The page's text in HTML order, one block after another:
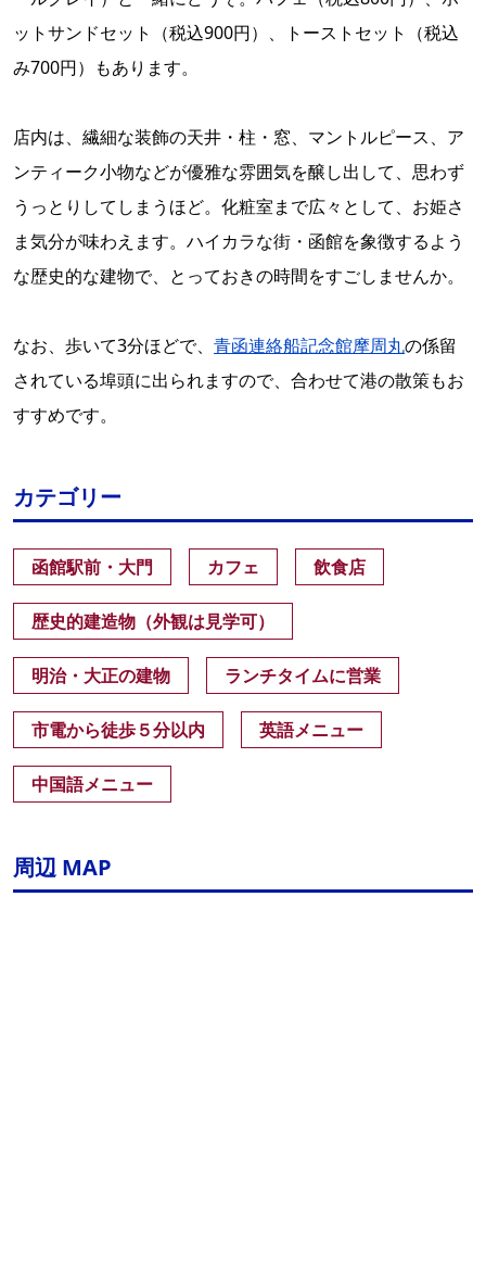
ットサンドセット（税込900円）、トーストセット（税込
み700円）もあります。
店内は、繊細な装飾の天井・柱・窓、マントルピース、ア
ンティーク小物などが優雅な雰囲気を醸し出して、思わず
うっとりしてしまうほど。化粧室まで広々として、お姫さ
ま気分が味わえます。ハイカラな街・函館を象徴するよう
な歴史的な建物で、とっておきの時間をすごしませんか。
なお、歩いて3分ほどで、 青函連絡船記念館摩周丸の係留
されている埠頭に出られますので、合わせて港の散策もお
すすめです。
カテゴリー
函館駅前・大門 カフェ 飲食店
歴史的建造物（外観は見学可）
明治・大正の建物 ランチタイムに営業
市電から徒歩５分以内 英語メニュー
中国語メニュー
周辺 MAP